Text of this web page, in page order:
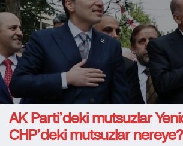
AK Parti’deki mutsuzlar
CHP’deki mutsuzlar nereye?